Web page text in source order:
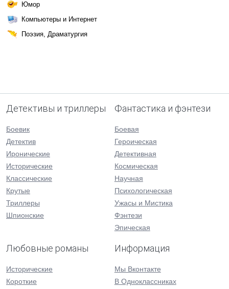
Юмор
Компьютеры и Интернет
Поэзия, Драматургия
Детективы и триллеры
Боевик
Детектив
Иронические
Исторические
Классические
Крутые
Триллеры
Шпионские
Фантастика и фэнтези
Боевая
Героическая
Детективная
Космическая
Научная
Психологическая
Ужасы и Мистика
Фэнтези
Эпическая
Любовные романы
Исторические
Короткие
Информация
Мы Вконтакте
В Одноклассниках